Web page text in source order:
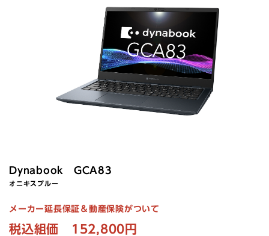
Dynabook GCA83
オニキスブルー
メーカー延長保証＆動産保険がついて
税込組価 152,800円